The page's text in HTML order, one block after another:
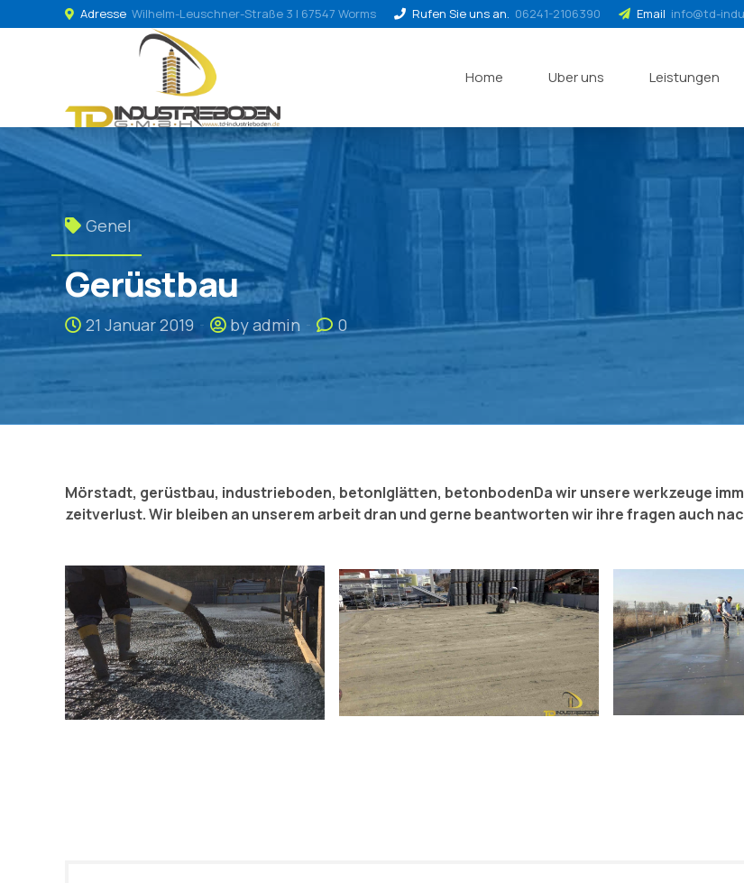
Adresse Wilhelm-Leuschner-Straße 3 | 67547 Worms Rufen Sie uns an. 06241-2106390 Email info@td-
Home Uber uns Leistungen
Genel
Gerüstbau
21 Januar 2019 by admin 0
Mörstadt, gerüstbau, industrieboden, betonlglätten, betonbodenDa wir unsere werkzeuge
zeitverlust. Wir bleiben an unserem arbeit dran und gerne beantworten wir ihre fragen auch